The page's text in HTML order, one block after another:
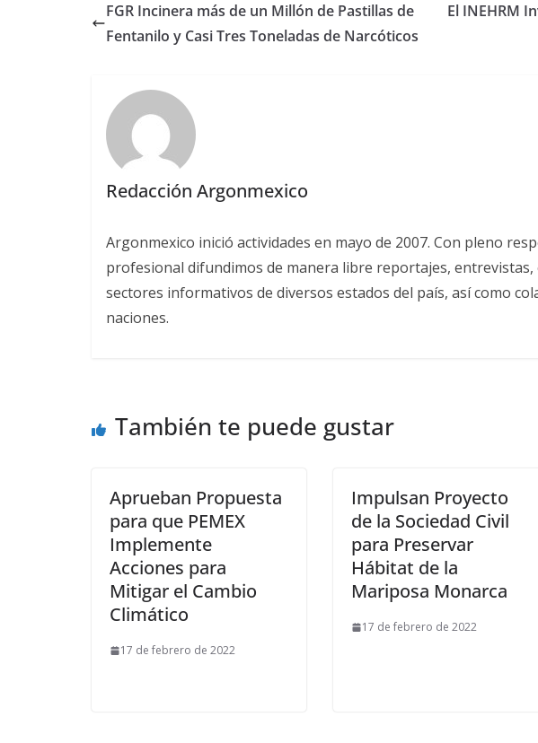
FGR Incinera más de un Millón de Pastillas de
Fentanilo y Casi Tres Toneladas de Narcóticos
El INEHRM
Redacción Argonmexico
Argonmexico inició actividades en mayo de 2007. Con pleno
profesional difundimos de manera libre reportajes, entrevistas,
sectores informativos de diversos estados del país, así como
naciones.
También te puede gustar
Aprueban Propuesta
para que PEMEX
Implemente
Acciones para
Mitigar el Cambio
Climático
17 de febrero de 2022
Impulsan Proyecto
de la Sociedad Civil
para Preservar
Hábitat de la
Mariposa Monarca
17 de febrero de 2022